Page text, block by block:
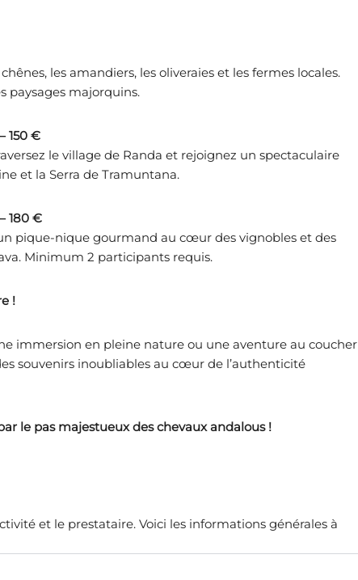
les amandiers, les oliveraies et les fermes locales.
paysages majorquins.
150 €
le village de Randa et rejoignez un spectaculaire
et la Serra de Tramuntana.
180 €
pique-nique gourmand au cœur des vignobles et des
Minimum 2 participants requis.
!
immersion en pleine nature ou une aventure au coucher
souvenirs inoubliables au cœur de l’authenticité
le pas majestueux des chevaux andalous !
et le prestataire. Voici les informations générales à